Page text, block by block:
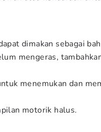
dimakan sebagai
mengeras,
menemukan dan
motorik halus.